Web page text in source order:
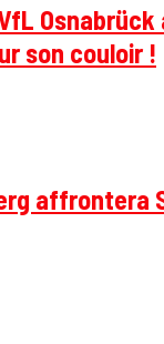
son couloir !
affrontera